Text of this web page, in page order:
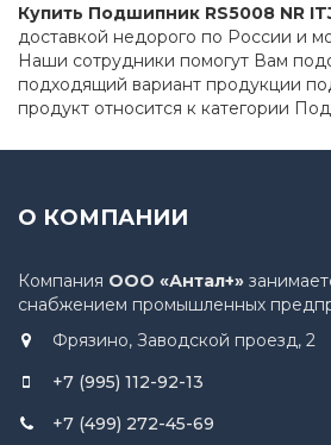
Купить Подшипник RS5008 NR
доставкой недорого по России и
Наши сотрудники помогут Вам
подходящий вариант продукции
продукт относится к категории
О КОМПАНИИ
Компания ООО «Антал+»
снабжением промышленных
Фрязино, Заводской проезд, 2
+7 (995) 112-92-13
+7 (499) 272-45-69